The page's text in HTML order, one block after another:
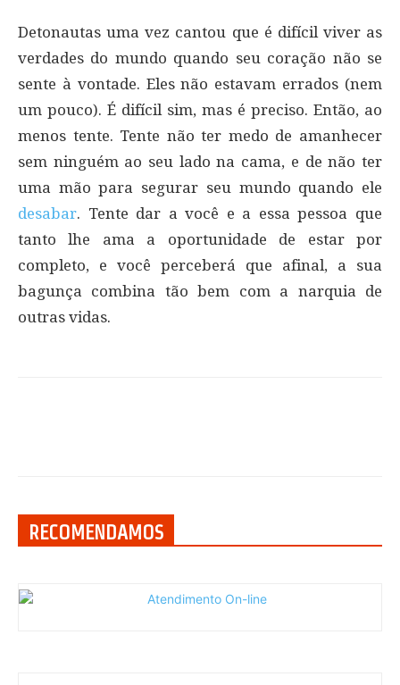
Detonautas uma vez cantou que é difícil viver as
verdades do mundo quando seu coração não se
sente à vontade. Eles não estavam errados (nem
um pouco). É difícil sim, mas é preciso. Então, ao
menos tente. Tente não ter medo de amanhecer
sem ninguém ao seu lado na cama, e de não ter
uma mão para segurar seu mundo quando ele
desabar. Tente dar a você e a essa pessoa que
tanto lhe ama a oportunidade de estar por
completo, e você perceberá que afinal, a sua
bagunça combina tão bem com a narquia de
outras vidas.
RECOMENDAMOS